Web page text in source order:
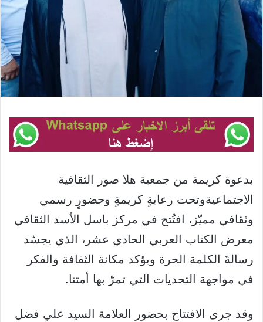
بدعوة كريمة من جمعية هلا صور الثقافية
الاجتماعيةوتحت رعايةٍ كريمةٍ وحضورٍ رسمي
وثقافي مميّز، افتُتح في مركز باسل الأسد الثقافي
معرض الكتاب العربي الحادي عشر، الذي يجسّد
رسالةَ الكلمة الحرة ويؤكد مكانة الثقافة والفكر
في مواجهة التحديات التي تمرّ بها أمتنا.
وقد جرى الافتتاح بحضور العلامة السيد علي فضل